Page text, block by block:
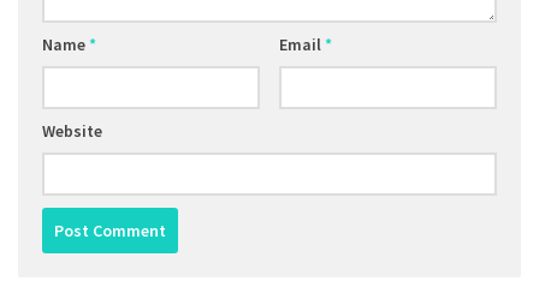
Name* Email*
Website